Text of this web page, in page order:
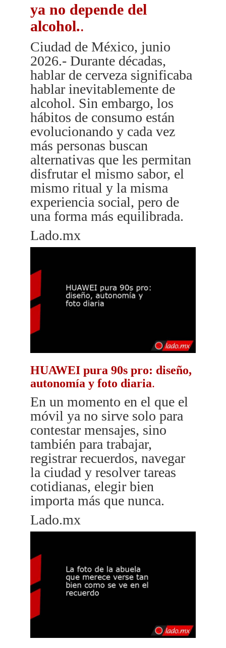
ya no depende del
alcohol..
Ciudad de México, junio
2026.- Durante décadas,
hablar de cerveza significaba
hablar inevitablemente de
alcohol. Sin embargo, los
hábitos de consumo están
evolucionando y cada vez
más personas buscan
alternativas que les permitan
disfrutar el mismo sabor, el
mismo ritual y la misma
experiencia social, pero de
una forma más equilibrada.
Lado.mx
HUAWEI pura 90s pro: diseño,
autonomía y foto diaria.
En un momento en el que el
móvil ya no sirve solo para
contestar mensajes, sino
también para trabajar,
registrar recuerdos, navegar
la ciudad y resolver tareas
cotidianas, elegir bien
importa más que nunca.
Lado.mx